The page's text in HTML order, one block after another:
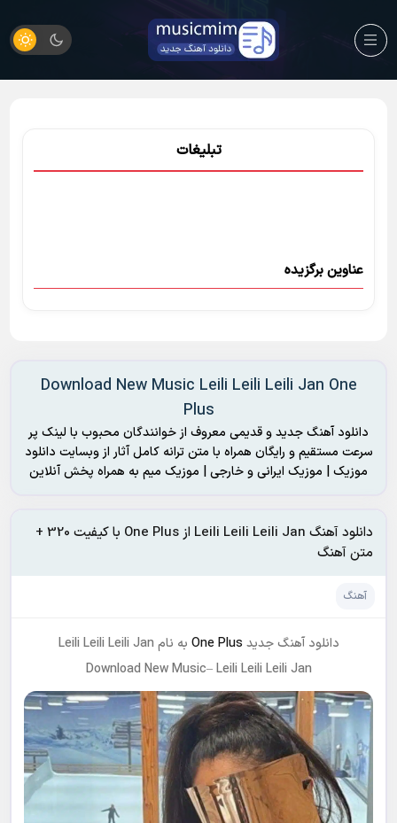
تبلیغات
عناوین برگزیده
Download New Music Leili Leili Leili Jan One
Plus
دانلود آهنگ جدید و قدیمی معروف از خوانندگان محبوب با لینک پر
سرعت مستقیم و رایگان همراه با متن ترانه کامل آثار از وبسایت دانلود
موزیک | موزیک ایرانی و خارجی | موزیک میم به همراه پخش آنلاین
دانلود آهنگ Leili Leili Leili Jan از One Plus با کیفیت 320 +
متن آهنگ
آهنگ
دانلود آهنگ جدید One Plus به نام Leili Leili Leili Jan
Download New Music– Leili Leili Leili Jan